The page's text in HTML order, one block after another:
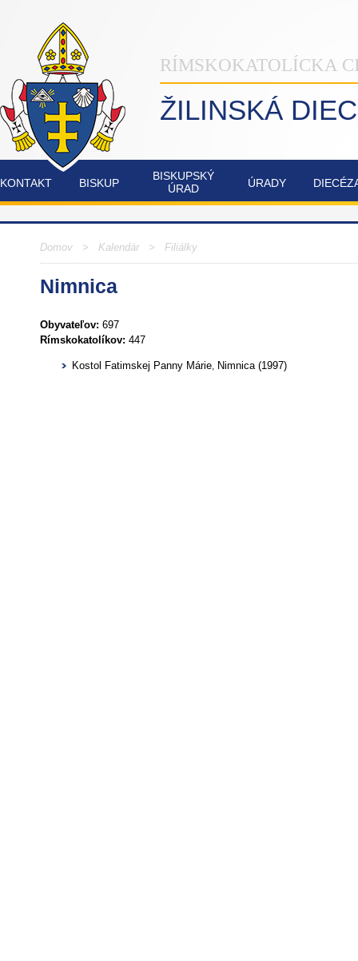
RÍMSKOKATOLÍCKA
ŽILINSKÁ
KONTAKT BISKUP
BISKUPSKÝ
ÚRAD
ÚRADY
INŠTITÚT
NAŠA
FATIMSKÉ
V
RAJECKEJ
LESNEJ
JUBILEJNÝ
Domov > Kalendár > Filiálky
Nimnica
Obyvateľov: 697
Rímskokatolíkov: 447
Kostol Fatimskej Panny Márie, Nimnica (1997)